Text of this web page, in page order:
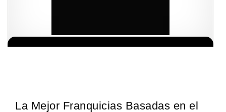
La Mejor Franquicias Basadas en el